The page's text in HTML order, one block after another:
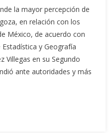
la mayor percepción de
en relación con los
México, de acuerdo con
y Geografía
Villegas en su Segundo
ante autoridades y más